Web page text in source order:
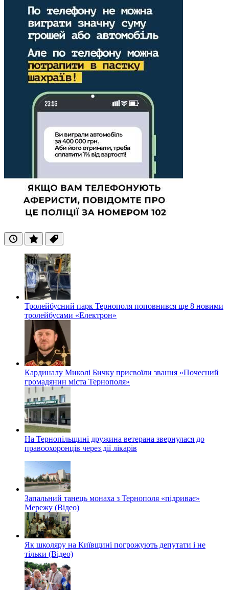
ОстанніПопулярні
Теги
Тролейбусний парк Тернополя поповнився ще 8 новими
тролейбусами «Електрон»
Кардиналу Миколі Бичку присвоїли звання «Почесний
громадянин міста Тернополя»
На Тернопільщині дружина ветерана звернулася до
правоохоронців через дії лікарів
Запальний танець монаха з Тернополя «підриває»
Мережу (Відео)
Як школяру на Київщині погрожують депутати і не
тільки (Відео)